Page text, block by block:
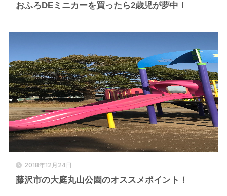
おふろDEミニカーを買ったら2歳児が夢中！
2018年12月24日
藤沢市の大庭丸山公園のオススメポイント！